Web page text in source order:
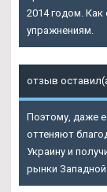
2014 годом.
упражнениям.
отзыв
Поэтому, даже
оттеняют
Украину и
рынки Западной